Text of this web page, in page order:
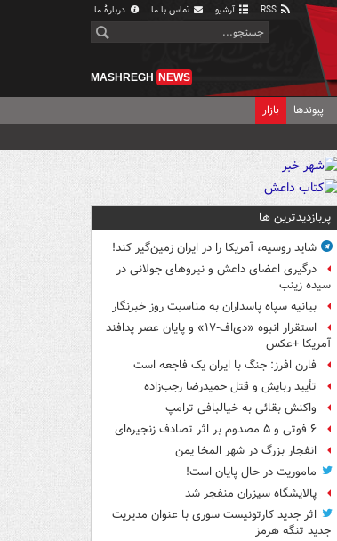
آرشیو تماس با ما دربارهٔ ما
MASHREGH NEWS
پیوندها بازار
پربازدیدترین ها
شاید روسیه، آمریکا را در ایران زمین‌گیر کند!
درگیری اعضای داعش و نیروهای جولانی در
سیده زینب
بیانیه سپاه پاسداران به مناسبت روز خبرنگار
استقرار انبوه «دی‌اف‑۱۷» و پایان عصر پدافند
آمریکا +عکس
فارن افرز: جنگ با ایران یک فاجعه است
تأیید ربایش و قتل حمیدرضا رجب‌زاده
واکنش بقائی به خیالبافی ترامپ
۶ فوتی و ۵ مصدوم بر اثر تصادف زنجیره‌ای
انفجار بزرگ در شهر المخا یمن
ماموریت در حال پایان است!
پالایشگاه سیزران منفجر شد
اثر جدید کارتونیست سوری با عنوان مدیریت
جدید تنگه هرمز